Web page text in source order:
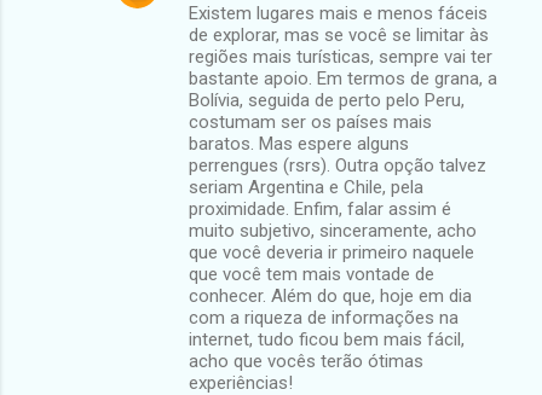
Existem lugares mais e menos fáceis
de explorar, mas se você se limitar às
regiões mais turísticas, sempre vai ter
bastante apoio. Em termos de grana, a
Bolívia, seguida de perto pelo Peru,
costumam ser os países mais
baratos. Mas espere alguns
perrengues (rsrs). Outra opção talvez
seriam Argentina e Chile, pela
proximidade. Enfim, falar assim é
muito subjetivo, sinceramente, acho
que você deveria ir primeiro naquele
que você tem mais vontade de
conhecer. Além do que, hoje em dia
com a riqueza de informações na
internet, tudo ficou bem mais fácil,
acho que vocês terão ótimas
experiências!